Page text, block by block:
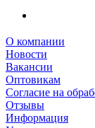
О компании
Новости
Вакансии
Оптовикам
Cогласие на
Отзывы
Информация